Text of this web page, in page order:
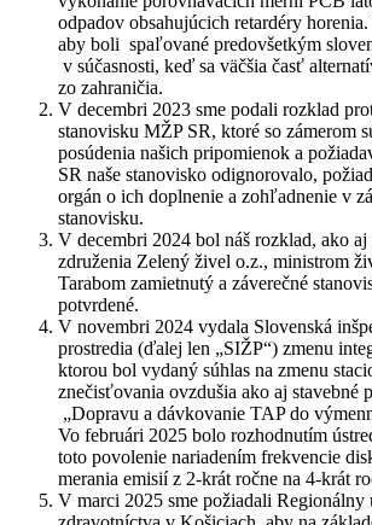
odpadov obsahujúcich retardéry
aby boli spaľované predovšetkým
v súčasnosti, keď sa väčšia časť
zo zahraničia.
V decembri 2023 sme podali rozklad
stanovisku MŽP SR, ktoré so zámerom
posúdenia našich pripomienok a
SR naše stanovisko odignorovalo,
orgán o ich doplnenie a zohľadnenie v
stanovisku.
V decembri 2024 bol náš rozklad, ako
združenia Zelený živel o.z., ministrom
Tarabom zamietnutý a záverečné
potvrdené.
V novembri 2024 vydala Slovenská
prostredia (ďalej len „SIŽP“) zmenu
ktorou bol vydaný súhlas na zmenu
znečisťovania ovzdušia ako aj stavebné
„Dopravu a dávkovanie TAP do
Vo februári 2025 bolo rozhodnutím
toto povolenie nariadením frekvencie
merania emisií z 2-krát ročne na 4-krát
V marci 2025 sme požiadali Regionálny